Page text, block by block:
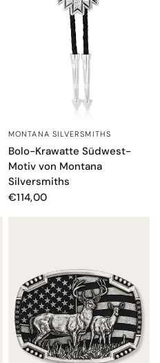
SCHNELLANSICHT
MONTANA SILVERSMITHS
Bolo-Krawatte Südwest-
Motiv von Montana
Silversmiths
€114,00